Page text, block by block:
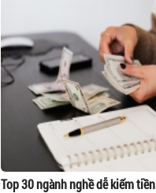
Top 30 ngành nghề dễ kiếm